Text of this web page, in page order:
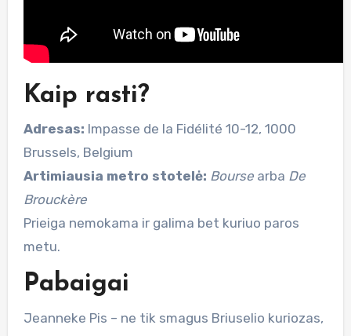
Kaip rasti?
Adresas: Impasse de la Fidélité 10-12, 1000
Brussels, Belgium
Artimiausia metro stotelė: Boursearba De
Brouckère
Prieiga nemokama ir galima bet kuriuo paros
metu.
Pabaigai
Jeanneke Pis – ne tik smagus Briuselio kuriozas,